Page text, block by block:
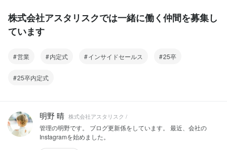
株式会社アスタリスクでは一緒に働く仲間を募集し
ています
営業 内定式 インサイドセールス 25卒
25卒内定式
明野 晴 株式会社アスタリスク /
管理の明野です。 ブログ更新係をしています。 最近、会社の
Instagramを始めました。